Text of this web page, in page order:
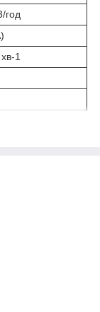
/год
-1